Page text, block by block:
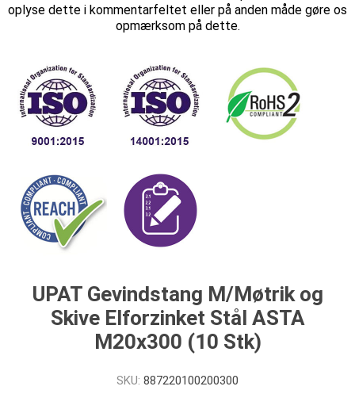
oplyse dette i kommentarfeltet eller på anden måde gøre os
opmærksom på dette.
UPAT Gevindstang M/Møtrik og
Skive Elforzinket Stål ASTA
M20x300 (10 Stk)
SKU: 887220100200300